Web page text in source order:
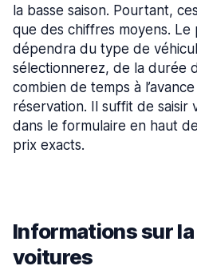
la basse saison. Pourtant,
que des chiffres moyens.
dépendra du type de
sélectionnerez, de la durée
combien de temps à
réservation. Il suffit de saisir
dans le formulaire en haut
prix exacts.
Informations sur
voitures